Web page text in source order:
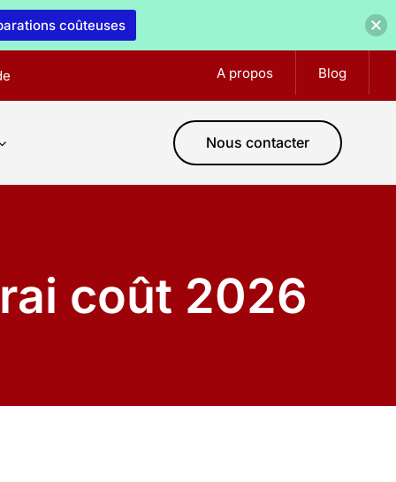
A propos Blog
Nous contacter
coût 2026
coûteuses